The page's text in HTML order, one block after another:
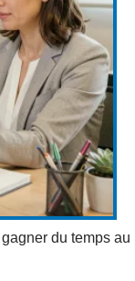
du temps au